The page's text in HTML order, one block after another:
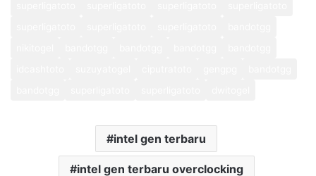
intel gen terbaru
intel gen terbaru overclocking